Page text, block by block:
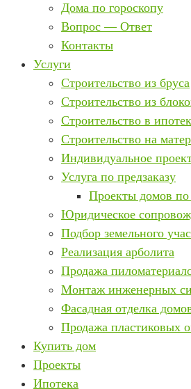
Дома по гороскопу
Вопрос — Ответ
Контакты
Услуги
Строительство из бруса
Строительство из
Строительство в
Строительство на
Индивидуальное
Услуга по предзаказу
Проекты домов по
Юридическое
Подбор земельного
Реализация арболита
Продажа
Монтаж инженерных
Фасадная отделка
Продажа пластиковых
Купить дом
Проекты
Ипотека